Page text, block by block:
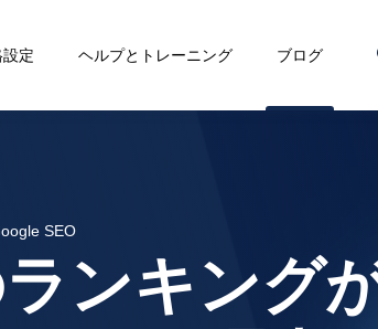
定 ヘルプとトレーニング ブログ
SEO
ンキング